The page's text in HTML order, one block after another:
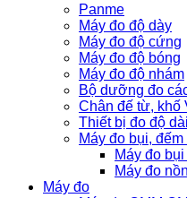
Panme
Máy đo độ dày
Máy đo độ cứng
Máy đo độ bóng
Máy đo độ nhám
Bộ dưỡng đo
Chân đế từ, khố
Thiết bị đo độ dài
Máy đo bụi,
Máy đo
Máy đo
Máy đo